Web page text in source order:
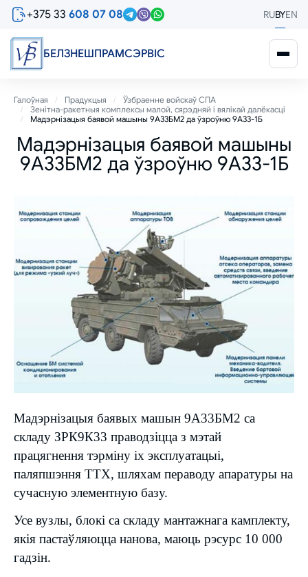
Перайсці
змесціва
+375 33 608 07 08 RUBYEN
БЕЛЗНЕШПРАМСЭРВIС
Breadcrumb
Галоўная Прадукцыя
Ўзбраенне войскаў СПА
Зенітна-ракетныя комплексы малой, сярэдняй і вялікай далёкасці
Мадэрнізацыя баявой машыны 9А33БМ2 да ўзроўню 9А33-1Б
Мадэрнізацыя баявой машыны
9А33БМ2 да ўзроўню 9А33-1Б
Мадэрнізацыя баявых машын 9А33БМ2 са
складу ЗРК9К33 праводзіцца з мэтай
працягнення тэрміну іх эксплуатацыі,
паляпшэння ТТХ, шляхам пераводу апаратуры на
сучасную элементную базу.
Усе вузлы, блокі са складу мантажнага камплекту,
якія пастаўляюцца нанова, маюць рэсурс 10 000
гадзін.